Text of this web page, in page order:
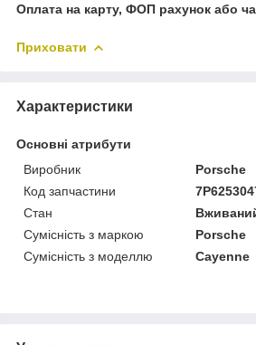
Оплата на карту, ФОП рахунок або
Приховати
Характеристики
Основні атрибути
Виробник
Porsche
Код запчастини
Стан
Сумісність з маркою
Porsche
Сумісність з моделлю
Cayenne